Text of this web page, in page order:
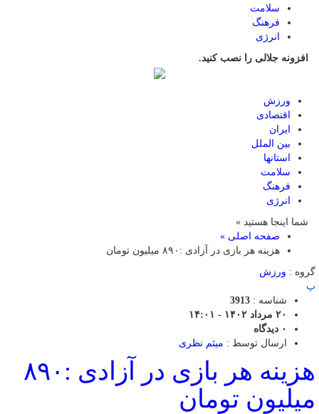
سلامت
فرهنگ
انرژی
افزونه جلالی را نصب کنید.
ورزش
اقتصادی
ایران
بین الملل
استانها
سلامت
فرهنگ
انرژی
شما اینجا هستید »
صفحه اصلی »
هزینه هر بازی در آزادی :۸۹۰ میلیون تومان
گروه : ورزش
پ
شناسه : 3913
۲۰ مرداد ۱۴۰۲ - ۱۴:۰۱
۰ دیدگاه
ارسال توسط : میثم نظری
هزینه هر بازی در آزادی :۸۹۰
میلیون تومان